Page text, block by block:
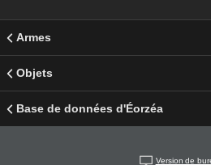
Armes
Objets
Base de données d'Éorzéa
Version de